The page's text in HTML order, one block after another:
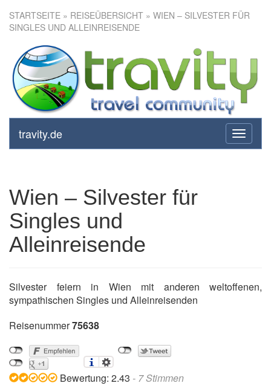
STARTSEITE » REISEÜBERSICHT » WIEN – SILVESTER FÜR
SINGLES UND ALLEINREISENDE
toggle
travity.de
Wien – Silvester für Singles
und Alleinreisende
Wien – Silvester für
Singles und
Alleinreisende
Silvester feiern in Wien mit anderen weltoffenen,
sympathischen Singles und Alleinreisenden
Reisenummer75638
Bewertung: 2.43 - 7Stimmen